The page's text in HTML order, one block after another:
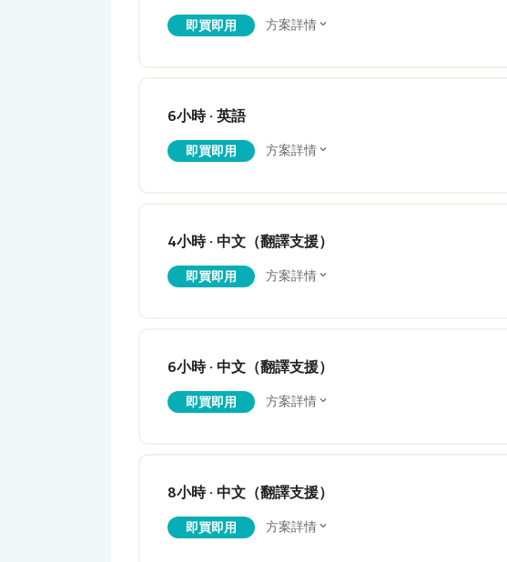
即買即用 方案詳情
6小時 · 英語
即買即用 方案詳情
4小時 · 中文（翻譯支援）
即買即用 方案詳情
6小時 · 中文（翻譯支援）
即買即用 方案詳情
8小時 · 中文（翻譯支援）
即買即用 方案詳情